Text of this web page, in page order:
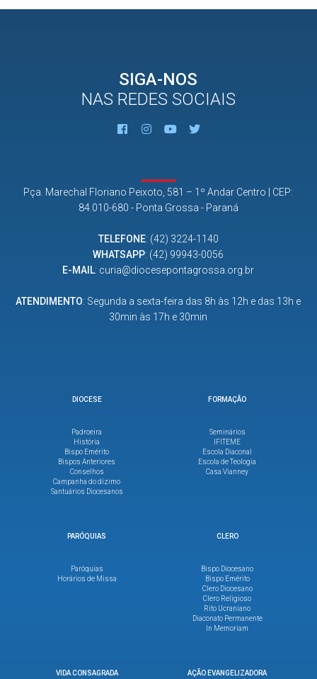
SIGA-NOS
NAS REDES SOCIAIS
Pça. Marechal Floriano Peixoto, 581 – 1º Andar Centro | CEP:
84.010-680 - Ponta Grossa - Paraná
TELEFONE: (42) 3224-1140
WHATSAPP: (42) 99943-0056
E-MAIL: curia@diocesepontagrossa.org.br
ATENDIMENTO: Segunda a sexta-feira das 8h às 12h e das 13h e
30min às 17h e 30min
DIOCESE
Padroeira
História
Bispo Emérito
Bispos Anteriores
Conselhos
Campanha do dízimo
Santuários Diocesanos
FORMAÇÃO
Seminários
IFITEME
Escola Diaconal
Escola de Teologia
Casa Vianney
PARÓQUIAS
Paróquias
Horários de Missa
CLERO
Bispo Diocesano
Bispo Emérito
Clero Diocesano
Clero Religioso
Rito Ucraniano
Diaconato Permanente
In Memoriam
VIDA CONSAGRADA AÇÃO EVANGELIZADORA